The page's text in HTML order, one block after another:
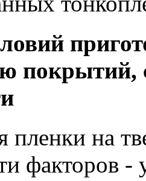
покрытий,
на
факторов